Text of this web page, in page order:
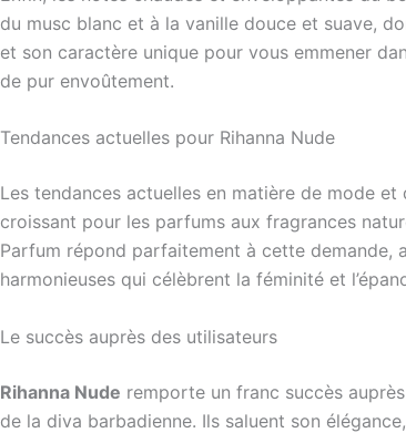
du musc blanc et à la vanille douce et suave,
et son caractère unique pour vous emmener
de pur envoûtement.
Tendances actuelles pour Rihanna Nude
Les tendances actuelles en matière de mode
croissant pour les parfums aux fragrances
Parfum répond parfaitement à cette demande,
harmonieuses qui célèbrent la féminité et
Le succès auprès des utilisateurs
Rihanna Nude remporte un franc succès
de la diva barbadienne. Ils saluent son